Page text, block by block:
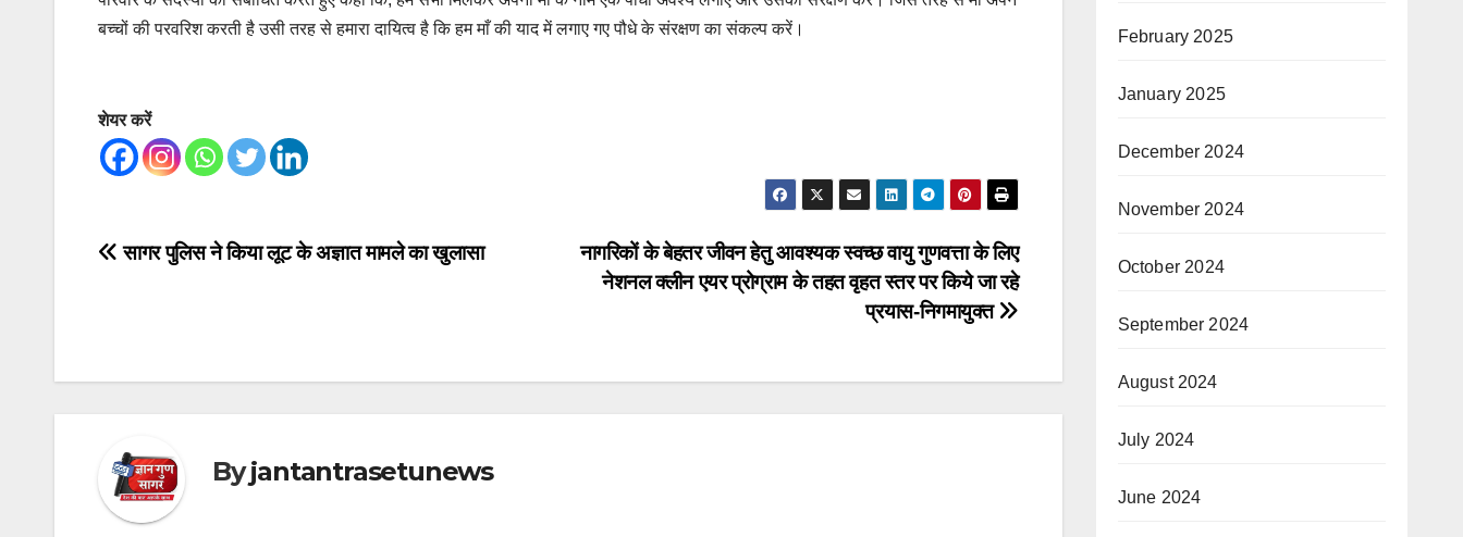
बच्चों की परवरिश करती है उसी तरह से हमारा दायित्व है कि हम माँ की याद में लगाए गए पौधे के संरक्षण का संकल्प करें।
शेयर करें
Post
नागरिकों के बेहतर जीवन हेतु आवश्यक स्वच्छ वायु गुणवत्ता के लिए
नेशनल क्लीन एयर प्रोग्राम के तहत वृहत स्तर पर किये जा रहे
प्रयास-निगमायुक्त
सागर पुलिस ने किया लूट के अज्ञात मामले का खुलासा
Byjantantrasetunews
February 2025
January 2025
December 2024
November 2024
October 2024
September 2024
August 2024
July 2024
June 2024